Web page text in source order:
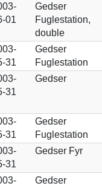
01
Gedser
Fuglestation,
double
31
Gedser
Fuglestation
31
Gedser
31
Gedser
Fuglestation
31
Gedser Fyr
Gedser